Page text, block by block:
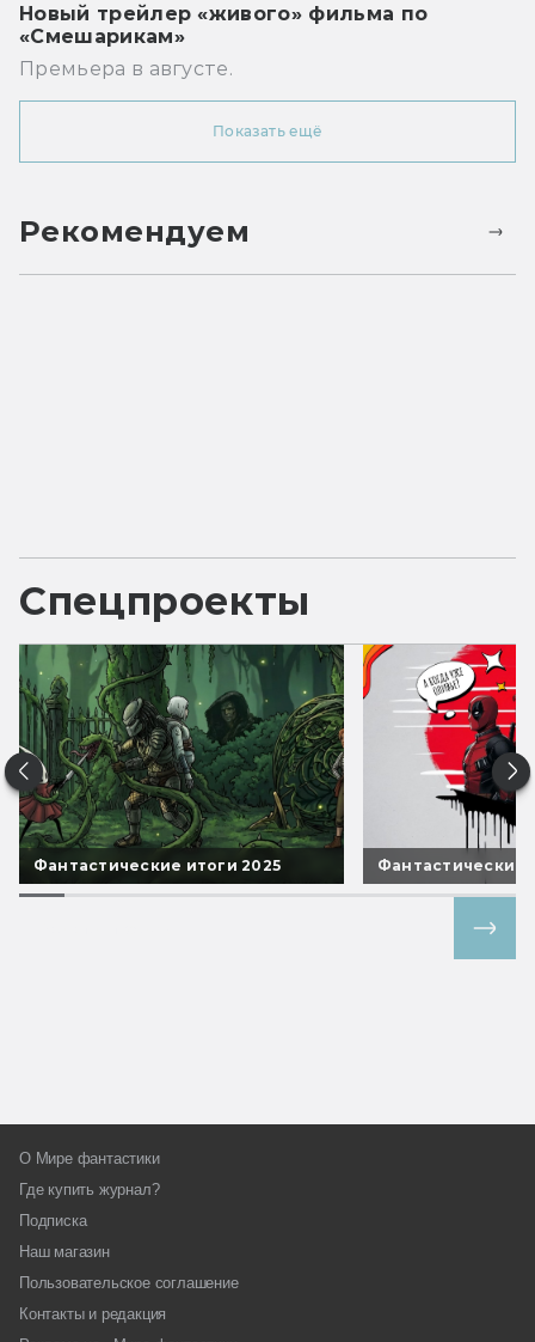
Новый трейлер «живого» фильма по
«Смешарикам»
Премьера в августе.
Показать ещё
Рекомендуем
Спецпроекты
Фантастические итоги 2025 Фантастические
О Мире фантастики
Где купить журнал?
Подписка
Наш магазин
Пользовательское соглашение
Контакты и редакция